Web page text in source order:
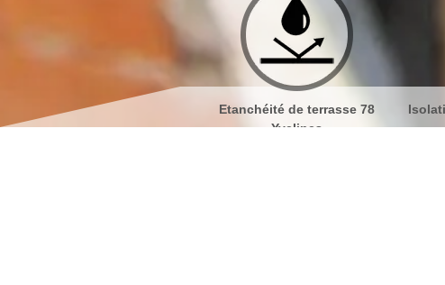
Etanchéité de terrasse 78
Yvelines
Isolation de toiture 78 Yvelines